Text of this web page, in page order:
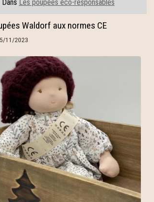
Dans Les poupées éco-responsables
Waldorf aux normes CE
11/2023